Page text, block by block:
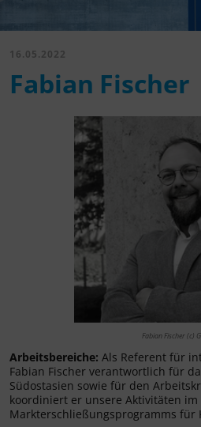
16.05.2022
Fabian Fischer
Fabian Fischer (c)
Arbeitsbereiche: Als Referent für
Fabian Fischer verantwortlich für
Südostasien sowie für den
koordiniert er unsere Aktivitäten im
Markterschließungsprogramms für